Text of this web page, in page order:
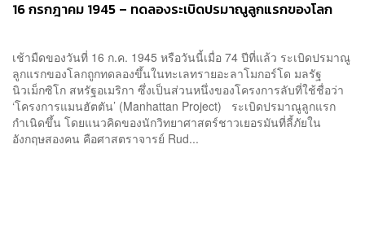
16 กรกฎาคม 1945 – ทดลองระเบิดปรมาณูลูกแรกของโลก
เช้ามืดของวันที่ 16 ก.ค. 1945 หรือวันนี้เมื่อ 74 ปีที่แล้ว ระเบิดปรมาณู
ลูกแรกของโลกถูกทดลองขึ้นในทะเลทรายอะลาโมกอร์โด มลรัฐ
นิวเม็กซิโก สหรัฐอเมริกา ซึ่งเป็นส่วนหนึ่งของโครงการลับที่ใช้ชื่อว่า
‘โครงการแมนฮัตตัน’ (Manhattan Project) ระเบิดปรมาณูลูกแรก
กำเนิดขึ้น โดยแนวคิดของนักวิทยาศาสตร์ชาวเยอรมันที่ลี้ภัยใน
อังกฤษสองคน คือศาสตราจารย์ Rud...